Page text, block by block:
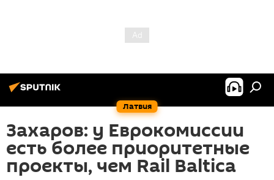
Латвия
Захаров: у Еврокомиссии
есть более приоритетные
проекты, чем Rail Baltica